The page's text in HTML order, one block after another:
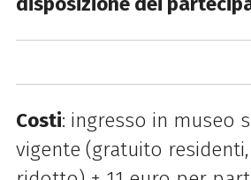
Costi: ingresso in museo
vigente (gratuito